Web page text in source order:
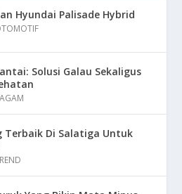
Hyundai Palisade Hybrid
Solusi Galau Sekaligus
Terbaik Di Salatiga Untuk